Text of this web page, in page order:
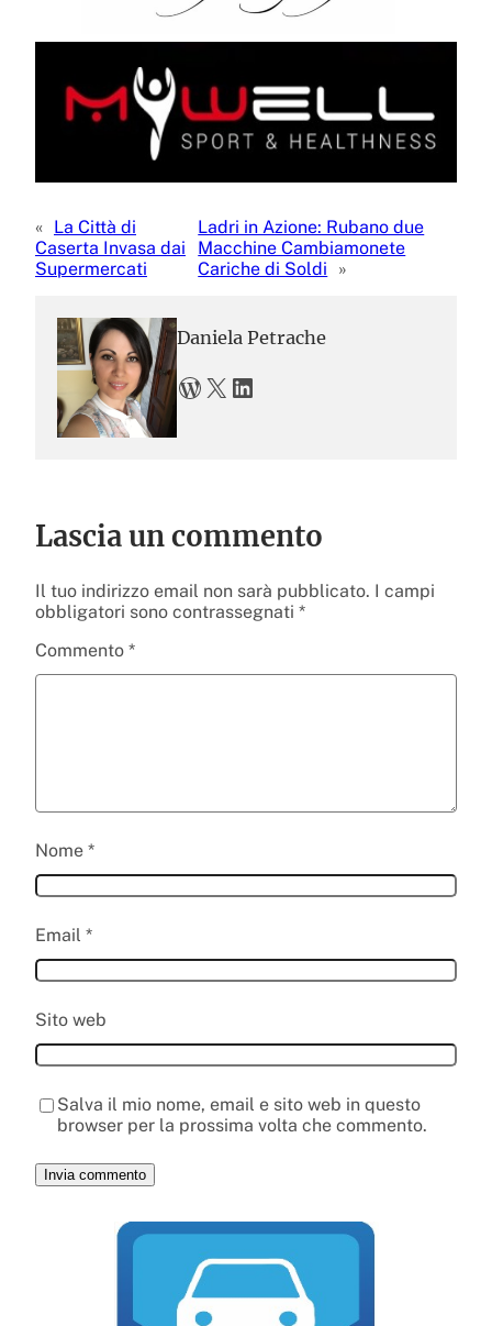
« La Città di
Caserta Invasa dai
Supermercati
Ladri in Azione: Rubano due
Macchine Cambiamonete
Cariche di Soldi
»
Daniela Petrache
WordPress X LinkedIn
Lascia un commento
Il tuo indirizzo email non sarà pubblicato. I campi
obbligatori sono contrassegnati *
Commento *
Nome *
Email *
Sito web
Salva il mio nome, email e sito web in questo
browser per la prossima volta che commento.